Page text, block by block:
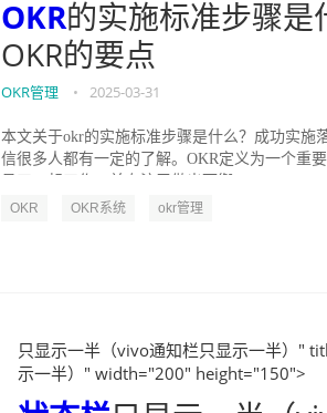
OKR的实施标准步骤是
OKR的要点
OKR管理 • 2025-03-31
本文关于okr的实施标准步骤是什么？成功实施
信很多人都有一定的了解。OKR定义为一个重
OKR OKR系统 okr管理
只显示一半（vivo通知栏只显示一半）"
示一半）" width="200" height="150">